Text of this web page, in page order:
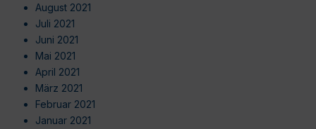
August 2021
Juli 2021
Juni 2021
Mai 2021
April 2021
März 2021
Februar 2021
Januar 2021